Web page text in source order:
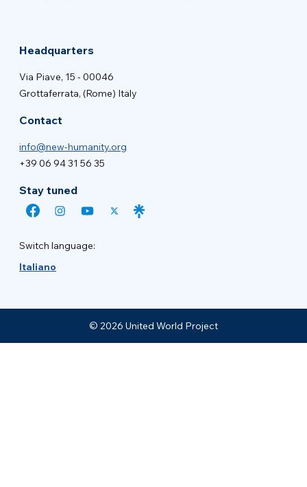
Headquarters
Via Piave, 15 - 00046
Grottaferrata, (Rome) Italy
Contact
info@new-humanity.org
+39 06 94 31 56 35
Stay tuned
Switch language:
Italiano
© 2026 United World Project